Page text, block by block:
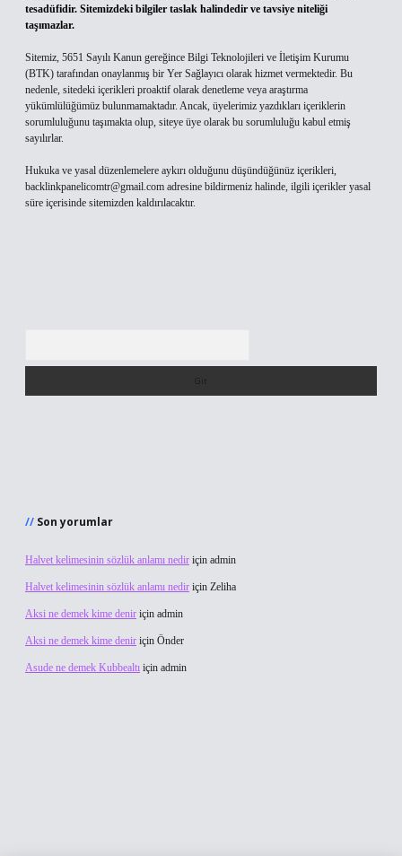
tesadüfidir. Sitemizdeki bilgiler taslak halindedir ve tavsiye niteliği
taşımazlar.
Sitemiz, 5651 Sayılı Kanun gereğince Bilgi Teknolojileri ve İletişim Kurumu
(BTK) tarafından onaylanmış bir Yer Sağlayıcı olarak hizmet vermektedir. Bu
nedenle, sitedeki içerikleri proaktif olarak denetleme veya araştırma
yükümlülüğümüz bulunmamaktadır. Ancak, üyelerimiz yazdıkları içeriklerin
sorumluluğunu taşımakta olup, siteye üye olarak bu sorumluluğu kabul etmiş
sayılırlar.
Hukuka ve yasal düzenlemelere aykırı olduğunu düşündüğünüz içerikleri,
backlinkpanelicomtr@gmail.com adresine bildirmeniz halinde, ilgili içerikler yasal
süre içerisinde sitemizden kaldırılacaktır.
Son yorumlar
Halvet kelimesinin sözlük anlamı nedir için admin
Halvet kelimesinin sözlük anlamı nedir için Zeliha
Aksi ne demek kime denir için admin
Aksi ne demek kime denir için Önder
Asude ne demek Kubbealtı için admin